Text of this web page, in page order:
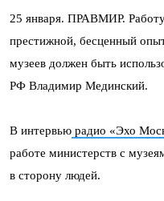
25 января. ПРАВМИР.
престижной, бесценный
музеев должен быть
РФ Владимир Мединский.
В интервью радио «Эхо
работе министерств с
в сторону людей.